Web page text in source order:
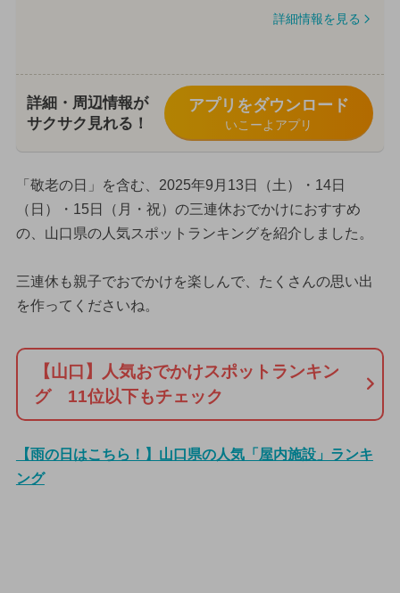
詳細情報を見る
詳細・周辺情報が
サクサク見れる！
アプリをダウンロード
いこーよアプリ
「敬老の日」を含む、2025年9月13日（土）・14日
（日）・15日（月・祝）の三連休おでかけにおすすめ
の、山口県の人気スポットランキングを紹介しました。
三連休も親子でおでかけを楽しんで、たくさんの思い出
を作ってくださいね。
【山口】人気おでかけスポットランキン
グ 11位以下もチェック
【雨の日はこちら！】山口県の人気「屋内施設」ランキ
ング